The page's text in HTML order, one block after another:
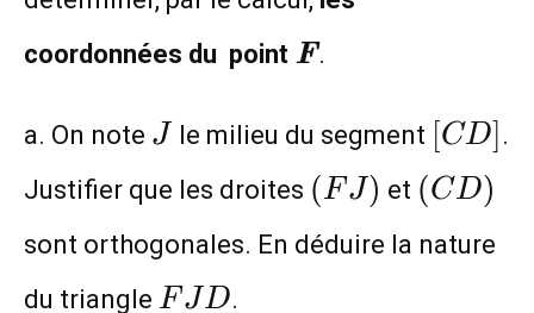
coordonnées du point F.
a. On note J
J le milieu du segment [CD]
[CD] .
Justifier que les droites (FJ)
(F J) et (CD)
(CD)
sont orthogonales. En déduire la nature
du triangle FJD
F JD.